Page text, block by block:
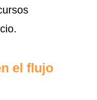
el flujo